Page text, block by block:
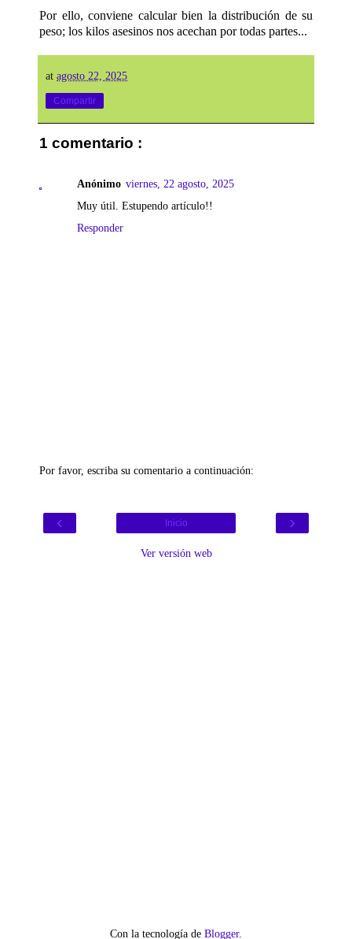
Por ello, conviene calcular bien la distribución de su
peso; los kilos asesinos nos acechan por todas partes...
at agosto 22, 2025
Compartir
1 comentario :
Anónimo viernes, 22 agosto, 2025
Muy útil. Estupendo artículo!!
Responder
Por favor, escriba su comentario a continuación:
‹ ›
Inicio
Ver versión web
Con la tecnología de Blogger.